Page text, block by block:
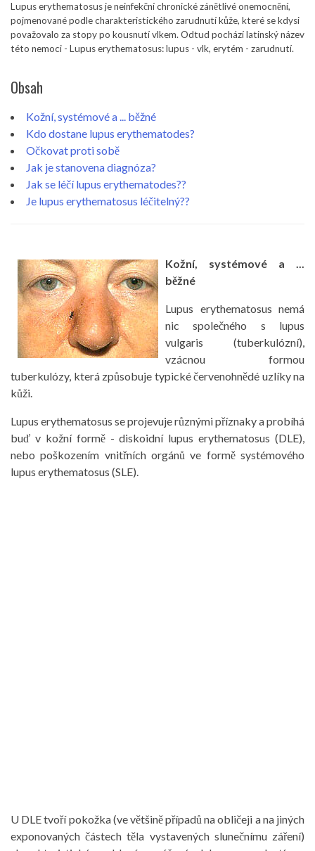
Lupus erythematosus je neinfekční chronické zánětlivé onemocnění,
pojmenované podle charakteristického zarudnutí kůže, které se kdysi
považovalo za stopy po kousnutí vlkem. Odtud pochází latinský název
této nemoci - Lupus erythematosus: lupus - vlk, erytém - zarudnutí.
Obsah
Kožní, systémové a ... běžné
Kdo dostane lupus erythematodes?
Očkovat proti sobě
Jak je stanovena diagnóza?
Jak se léčí lupus erythematodes??
Je lupus erythematosus léčitelný??
Kožní, systémové a ...
běžné
Lupus erythematosus nemá
nic společného s lupus
vulgaris (tuberkulózní),
vzácnou formou
tuberkulózy, která způsobuje typické červenohnědé uzlíky na
kůži.
Lupus erythematosus se projevuje různými příznaky a probíhá
buď v kožní formě - diskoidní lupus erythematosus (DLE),
nebo poškozením vnitřních orgánů ve formě systémového
lupus erythematosus (SLE).
U DLE tvoří pokožka (ve většině případů na obličeji a na jiných
exponovaných částech těla vystavených slunečnímu záření)